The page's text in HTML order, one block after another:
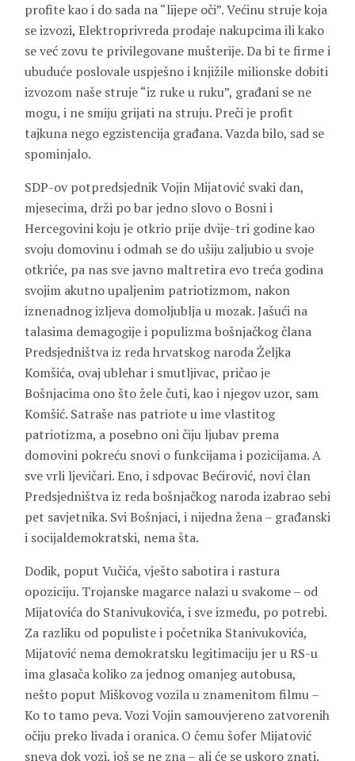
profite kao i do sada na “lijepe oči”. Većinu struje koja
se izvozi, Elektroprivreda prodaje nakupcima ili kako
se već zovu te privilegovane mušterije. Da bi te firme i
ubuduće poslovale uspješno i knjižile milionske dobiti
izvozom naše struje “iz ruke u ruku”, građani se ne
mogu, i ne smiju grijati na struju. Preči je profit
tajkuna nego egzistencija građana. Vazda bilo, sad se
spominjalo.
SDP-ov potpredsjednik Vojin Mijatović svaki dan,
mjesecima, drži po bar jedno slovo o Bosni i
Hercegovini koju je otkrio prije dvije-tri godine kao
svoju domovinu i odmah se do ušiju zaljubio u svoje
otkriće, pa nas sve javno maltretira evo treća godina
svojim akutno upaljenim patriotizmom, nakon
iznenadnog izljeva domoljublja u mozak. Jašući na
talasima demagogije i populizma bošnjačkog člana
Predsjedništva iz reda hrvatskog naroda Željka
Komšića, ovaj ublehar i smutljivac, pričao je
Bošnjacima ono što žele čuti, kao i njegov uzor, sam
Komšić. Satraše nas patriote u ime vlastitog
patriotizma, a posebno oni čiju ljubav prema
domovini pokreću snovi o funkcijama i pozicijama. A
sve vrli ljevičari. Eno, i sdpovac Bećirović, novi član
Predsjedništva iz reda bošnjačkog naroda izabrao sebi
pet savjetnika. Svi Bošnjaci, i nijedna žena – građanski
i socijaldemokratski, nema šta.
Dodik, poput Vučića, vješto sabotira i rastura
opoziciju. Trojanske magarce nalazi u svakome – od
Mijatovića do Stanivukovića, i sve između, po potrebi.
Za razliku od populiste i početnika Stanivukovića,
Mijatović nema demokratsku legitimaciju jer u RS-u
ima glasača koliko za jednog omanjeg autobusa,
nešto poput Miškovog vozila u znamenitom filmu –
Ko to tamo peva. Vozi Vojin samouvjereno zatvorenih
očiju preko livada i oranica. O čemu šofer Mijatović
sneva dok vozi, još se ne zna – ali će se uskoro znati.